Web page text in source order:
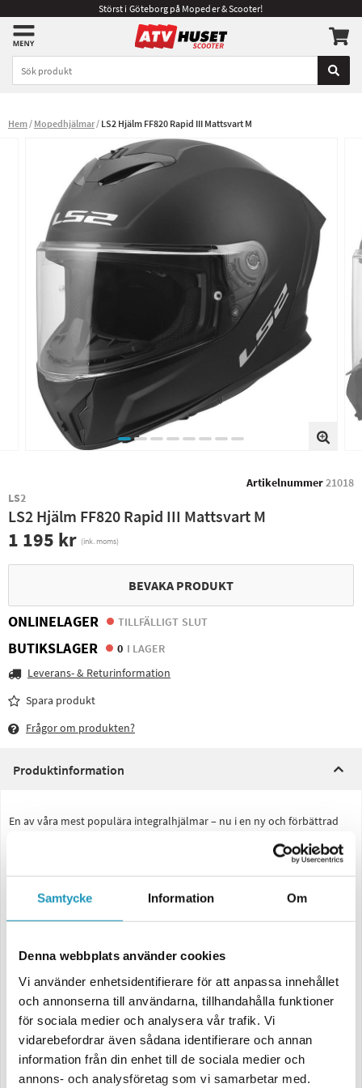
Samtycke Information Om
Denna webbplats använder cookies
Vi använder enhetsidentifierare för att anpassa innehållet
och annonserna till användarna, tillhandahålla funktioner
för sociala medier och analysera vår trafik. Vi
vidarebefordrar även sådana identifierare och annan
information från din enhet till de sociala medier och
annons- och analysföretag som vi samarbetar med.
Störst i Göteborg på Mopeder & Scooter!
Hem Mopedhjälmar LS2 Hjälm FF820 Rapid III Mattsvart M
Artikelnummer21018
LS2
LS2 Hjälm FF820 Rapid III Mattsvart M
1 195 kr (ink. moms)
BEVAKA PRODUKT
ONLINELAGER TILLFÄLLIGT SLUT
BUTIKSLAGER 0 I LAGER
Leverans- & Returinformation
Spara produkt
Frågor om produkten?
Produktinformation
En av våra mest populära integralhjälmar – nu i en ny och förbättrad
och passar lika bra för daglig pendling som för längre turer.
Smidig, lätt och mycket prisvärd. Med ett skal i LS2:s egenutvecklade
HPTT-kompositmaterial får du hög slitstyrka och pålitligt skydd utan
att offra komforten. Vikten på cirka 1 350 gram gör att hjälmen känns
nästan obefintlig även efter timmar i sadeln.
Finns i tre skalstorlekar (2XS–S, M–L samt XL–3XL) för optimal passform
och proportioner. Tillgänglig i snygg mattsvart och solid vit.
Data:
Skal i HPTT-komposit – lätt, starkt och hållbart
Reptåligt och UV-resistent klart visir med quick release-system
Förberett för Pinlock® 70 MaxVision™
Andningsdeflektorn håller visiret imfritt
Avtagbart, tvättbart och ventilerande komfortfoder – hypoallergent